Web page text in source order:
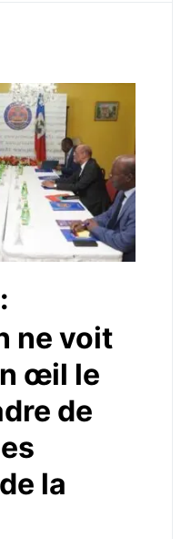
ne voit
œil le
de
la